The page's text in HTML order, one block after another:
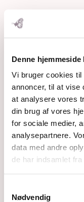
Denne
Vi bruger cookies
annoncer, til at vise
at analysere vores
din brug af vores
for sociale medier,
analysepartnere.
data med andre
de har indsamlet
Nødvendig